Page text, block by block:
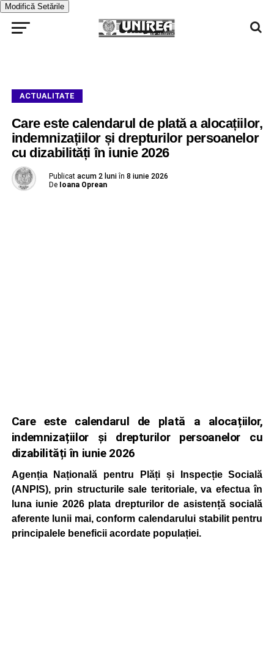
Modifică Setările
ACTUALITATE
Care este calendarul de plată a alocațiilor,
indemnizațiilor și drepturilor persoanelor
cu dizabilități în iunie 2026
Publicat acum 2 luni în 8 iunie 2026
De Ioana Oprean
Care este calendarul de plată a alocațiilor,
indemnizațiilor și drepturilor persoanelor cu
dizabilități în iunie 2026
Agenția Națională pentru Plăți și Inspecție Socială
(ANPIS), prin structurile sale teritoriale, va efectua în
luna iunie 2026 plata drepturilor de asistență socială
aferente lunii mai, conform calendarului stabilit pentru
principalele beneficii acordate populației.